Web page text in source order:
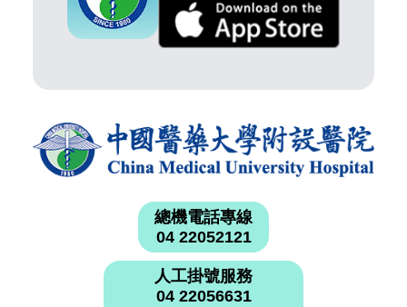
總機電話專線
04 22052121
人工掛號服務
04 22056631